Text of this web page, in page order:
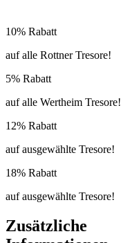
10% Rabatt
auf alle Rottner Tresore!
5% Rabatt
auf alle Wertheim Tresore!
12% Rabatt
auf ausgewählte Tresore!
18% Rabatt
auf ausgewählte Tresore!
Zusätzliche